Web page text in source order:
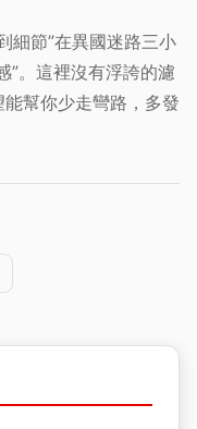
細節”在異國迷路三小
”。這裡沒有浮誇的濾
能幫你少走彎路，多發